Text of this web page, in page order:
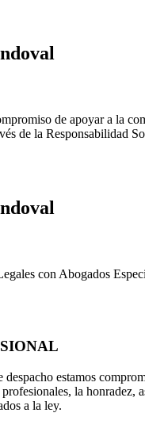
de apoyar a la
de la Responsabilidad
con Abogados
despacho estamos
la honradez,
a la ley.